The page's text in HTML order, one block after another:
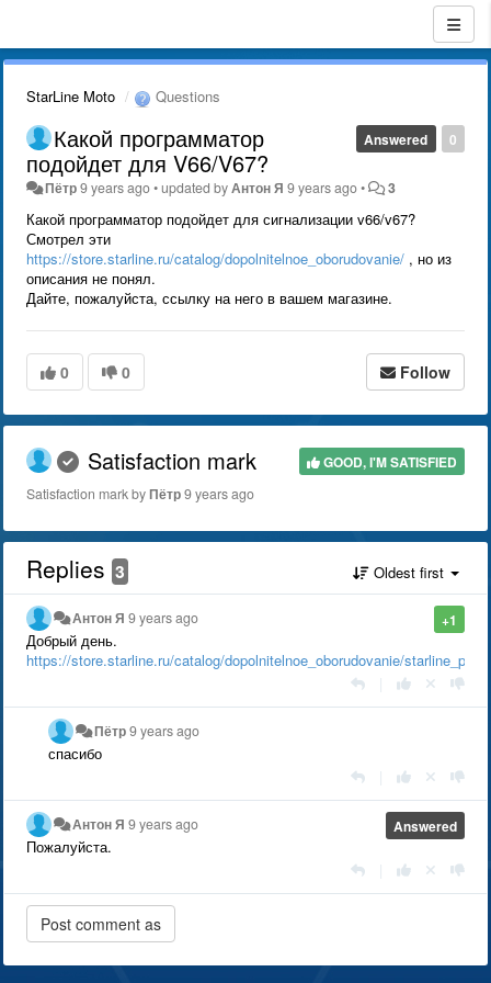
StarLine Moto Questions
0
Answered
Какой программатор
подойдет для V66/V67?
Пётр9 years ago•updated byАнтон Я 9 years ago• 3
Какой программатор подойдет для сигнализации v66/v67?
Смотрел эти
https://store.starline.ru/catalog/dopolnitelnoe_oborudovanie/ , но из
описания не понял.
Дайте, пожалуйста, ссылку на него в вашем магазине.
0 0 Follow
GOOD, I'M SATISFIED
Satisfaction mark
Satisfaction mark byПётр9 years ago
Replies 3 Oldest first
+1
Антон Я 9 years ago
Добрый день.
https://store.starline.ru/catalog/dopolnitelnoe_oborudovanie/
Пётр9 years ago
спасибо
Answered
Антон Я 9 years ago
Пожалуйста.